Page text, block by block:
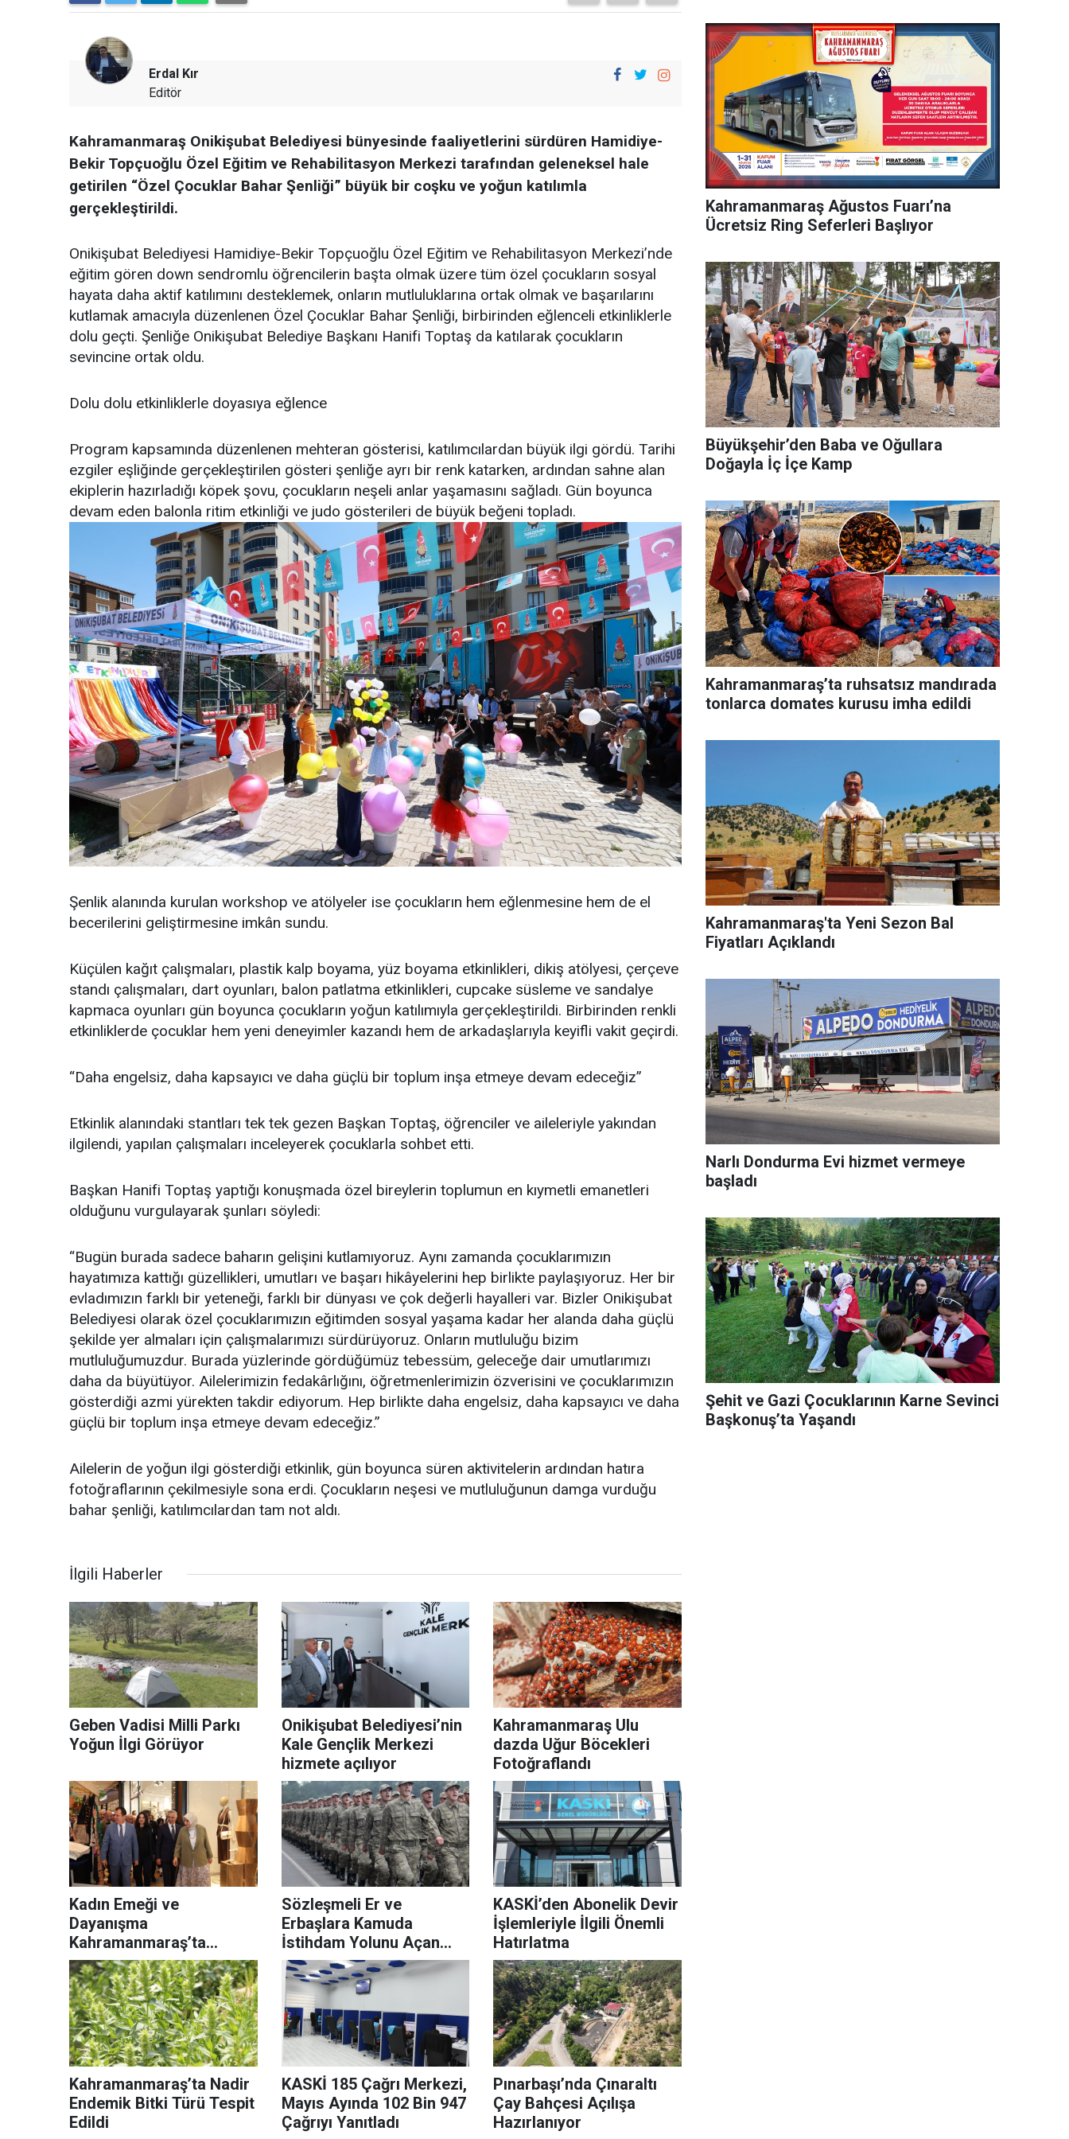
Erdal Kır
Editör
Kahramanmaraş Onikişubat Belediyesi bünyesinde faaliyetlerini sürdüren Hamidiye-
Bekir Topçuoğlu Özel Eğitim ve Rehabilitasyon Merkezi tarafından geleneksel hale
getirilen “Özel Çocuklar Bahar Şenliği” büyük bir coşku ve yoğun katılımla
gerçekleştirildi.
Onikişubat Belediyesi Hamidiye-Bekir Topçuoğlu Özel Eğitim ve Rehabilitasyon Merkezi’nde
eğitim gören down sendromlu öğrencilerin başta olmak üzere tüm özel çocukların sosyal
hayata daha aktif katılımını desteklemek, onların mutluluklarına ortak olmak ve başarılarını
kutlamak amacıyla düzenlenen Özel Çocuklar Bahar Şenliği, birbirinden eğlenceli etkinliklerle
dolu geçti. Şenliğe Onikişubat Belediye Başkanı Hanifi Toptaş da katılarak çocukların
sevincine ortak oldu.
Dolu dolu etkinliklerle doyasıya eğlence
Program kapsamında düzenlenen mehteran gösterisi, katılımcılardan büyük ilgi gördü. Tarihi
ezgiler eşliğinde gerçekleştirilen gösteri şenliğe ayrı bir renk katarken, ardından sahne alan
ekiplerin hazırladığı köpek şovu, çocukların neşeli anlar yaşamasını sağladı. Gün boyunca
devam eden balonla ritim etkinliği ve judo gösterileri de büyük beğeni topladı.
Şenlik alanında kurulan workshop ve atölyeler ise çocukların hem eğlenmesine hem de el
becerilerini geliştirmesine imkân sundu.
Küçülen kağıt çalışmaları, plastik kalp boyama, yüz boyama etkinlikleri, dikiş atölyesi, çerçeve
standı çalışmaları, dart oyunları, balon patlatma etkinlikleri, cupcake süsleme ve sandalye
kapmaca oyunları gün boyunca çocukların yoğun katılımıyla gerçekleştirildi. Birbirinden renkli
etkinliklerde çocuklar hem yeni deneyimler kazandı hem de arkadaşlarıyla keyifli vakit geçirdi.
“Daha engelsiz, daha kapsayıcı ve daha güçlü bir toplum inşa etmeye devam edeceğiz”
Etkinlik alanındaki stantları tek tek gezen Başkan Toptaş, öğrenciler ve aileleriyle yakından
ilgilendi, yapılan çalışmaları inceleyerek çocuklarla sohbet etti.
Başkan Hanifi Toptaş yaptığı konuşmada özel bireylerin toplumun en kıymetli emanetleri
olduğunu vurgulayarak şunları söyledi:
“Bugün burada sadece baharın gelişini kutlamıyoruz. Aynı zamanda çocuklarımızın
hayatımıza kattığı güzellikleri, umutları ve başarı hikâyelerini hep birlikte paylaşıyoruz. Her bir
evladımızın farklı bir yeteneği, farklı bir dünyası ve çok değerli hayalleri var. Bizler Onikişubat
Belediyesi olarak özel çocuklarımızın eğitimden sosyal yaşama kadar her alanda daha güçlü
şekilde yer almaları için çalışmalarımızı sürdürüyoruz. Onların mutluluğu bizim
mutluluğumuzdur. Burada yüzlerinde gördüğümüz tebessüm, geleceğe dair umutlarımızı
daha da büyütüyor. Ailelerimizin fedakârlığını, öğretmenlerimizin özverisini ve çocuklarımızın
gösterdiği azmi yürekten takdir ediyorum. Hep birlikte daha engelsiz, daha kapsayıcı ve daha
güçlü bir toplum inşa etmeye devam edeceğiz.”
Ailelerin de yoğun ilgi gösterdiği etkinlik, gün boyunca süren aktivitelerin ardından hatıra
fotoğraflarının çekilmesiyle sona erdi. Çocukların neşesi ve mutluluğunun damga vurduğu
bahar şenliği, katılımcılardan tam not aldı.
İlgili Haberler
Geben Vadisi Milli Parkı
Yoğun İlgi Görüyor
Onikişubat Belediyesi’nin
Kale Gençlik Merkezi
hizmete açılıyor
Kahramanmaraş Ulu
dazda Uğur Böcekleri
Fotoğraflandı
Kadın Emeği ve
Dayanışma
Kahramanmaraş’ta
Buluştu
Sözleşmeli Er ve
Erbaşlara Kamuda
İstihdam Yolunu Açan
Yeni Teklif TBMM’de
KASKİ’den Abonelik Devir
İşlemleriyle İlgili Önemli
Hatırlatma
Kahramanmaraş’ta Nadir
Endemik Bitki Türü Tespit
Edildi
KASKİ 185 Çağrı Merkezi,
Mayıs Ayında 102 Bin 947
Çağrıyı Yanıtladı
Pınarbaşı’nda Çınaraltı
Çay Bahçesi Açılışa
Hazırlanıyor
Kahramanmaraş Ağustos Fuarı’na
Ücretsiz Ring Seferleri Başlıyor
Büyükşehir’den Baba ve Oğullara
Doğayla İç İçe Kamp
Kahramanmaraş’ta ruhsatsız mandırada
tonlarca domates kurusu imha edildi
Kahramanmaraş'ta Yeni Sezon Bal
Fiyatları Açıklandı
Narlı Dondurma Evi hizmet vermeye
başladı
Şehit ve Gazi Çocuklarının Karne Sevinci
Başkonuş’ta Yaşandı